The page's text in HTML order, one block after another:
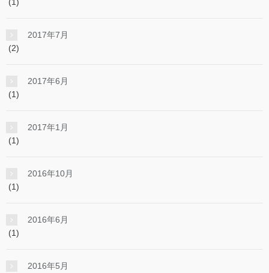
2017年7月
(2)
2017年6月
(1)
2017年1月
(1)
2016年10月
(1)
2016年6月
(1)
2016年5月